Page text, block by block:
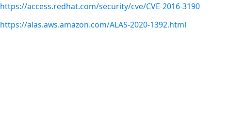
https://access.redhat.com/security/cve/CVE-2016-3190
https://alas.aws.amazon.com/ALAS-2020-1392.html